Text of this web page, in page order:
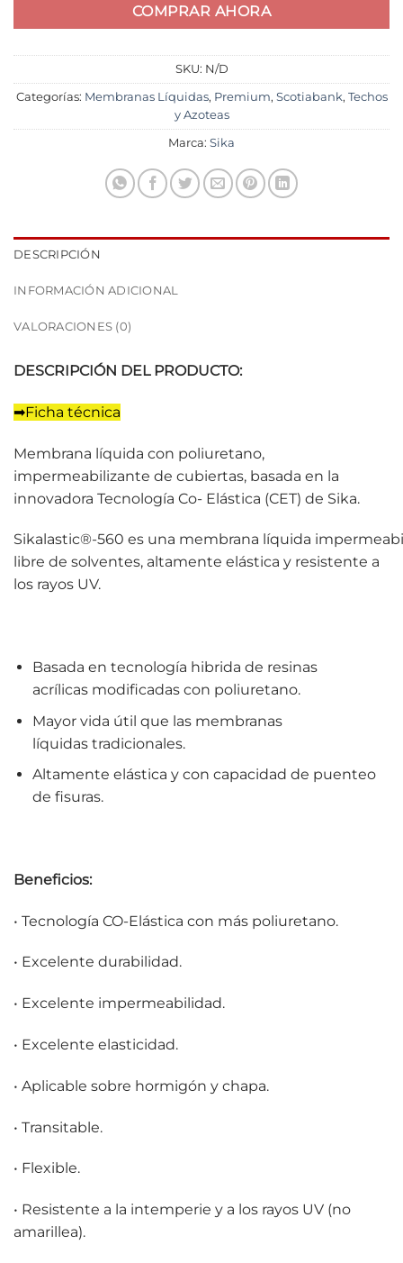
COMPRAR AHORA
SKU: N/D
Categorías: Membranas Líquidas, Premium, Scotiabank, Techos
y Azoteas
Marca: Sika
DESCRIPCIÓN
INFORMACIÓN ADICIONAL
VALORACIONES (0)
DESCRIPCIÓN DEL PRODUCTO:
➡Ficha técnica
Membrana líquida con poliuretano,
impermeabilizante de cubiertas, basada en la
innovadora Tecnología Co- Elástica (CET) de Sika.
Sikalastic®-560 es una membrana líquida
libre de solventes, altamente elástica y resistente a
los rayos UV.
Basada en tecnología hibrida de resinas
acrílicas modificadas con poliuretano.
Mayor vida útil que las membranas
líquidas tradicionales.
Altamente elástica y con capacidad de puenteo
de fisuras.
Beneficios:
• Tecnología CO-Elástica con más poliuretano.
• Excelente durabilidad.
• Excelente impermeabilidad.
• Excelente elasticidad.
• Aplicable sobre hormigón y chapa.
• Transitable.
• Flexible.
• Resistente a la intemperie y a los rayos UV (no
amarillea).